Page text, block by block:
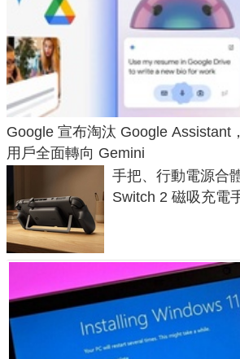
Google 宣布淘汰 Google Assistant
用戶全面轉向 Gemini
手把、行動電源合
Switch 2 磁吸充電